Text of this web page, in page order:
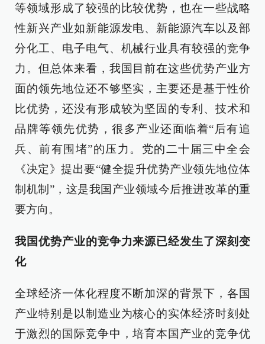
等领域形成了较强的比较优势，也在一些战略
性新兴产业如新能源发电、新能源汽车以及部
分化工、电子电气、机械行业具有较强的竞争
力。但总体来看，我国目前在这些优势产业方
面的领先地位还不够坚实，主要还是基于性价
比优势，还没有形成较为坚固的专利、技术和
品牌等领先优势，很多产业还面临着“后有追
兵、前有围堵”的压力。党的二十届三中全会
《决定》提出要“健全提升优势产业领先地位体
制机制”，这是我国产业领域今后推进改革的重
要方向。
我国优势产业的竞争力来源已经发生了深刻变
化
全球经济一体化程度不断加深的背景下，各国
产业特别是以制造业为核心的实体经济时刻处
于激烈的国际竞争中，培育本国产业的竞争优